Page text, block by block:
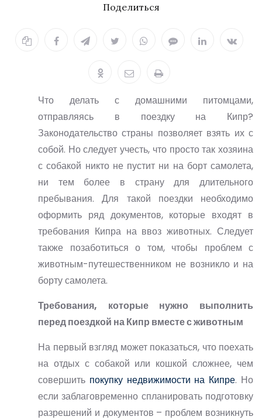
документов,
необходимые
разрешения
28.09.2021
Поделиться
Что делать с домашними питомцами,
отправляясь в поездку на Кипр?
Законодательство страны позволяет взять их с
собой. Но следует учесть, что просто так хозяина
с собакой никто не пустит ни на борт самолета,
ни тем более в страну для длительного
пребывания. Для такой поездки необходимо
оформить ряд документов, которые входят в
требования Кипра на ввоз животных. Следует
также позаботиться о том, чтобы проблем с
животным-путешественником не возникло и на
борту самолета.
Требования, которые нужно выполнить
перед поездкой на Кипр вместе с животным
На первый взгляд может показаться, что поехать
на отдых с собакой или кошкой сложнее, чем
совершить покупку недвижимости на Кипре. Но
если заблаговременно спланировать подготовку
разрешений и документов – проблем возникнуть